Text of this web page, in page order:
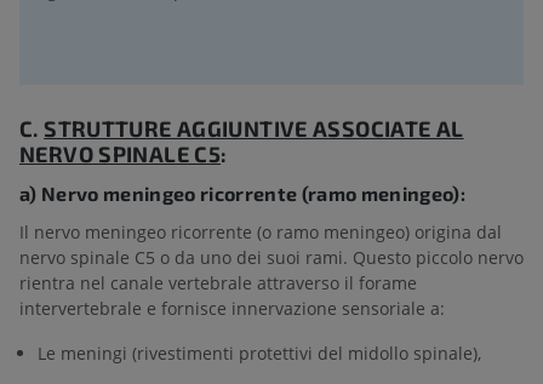
C. STRUTTURE AGGIUNTIVE ASSOCIATE AL
NERVO SPINALE C5:
a) Nervo meningeo ricorrente (ramo meningeo):
Il nervo meningeo ricorrente (o ramo meningeo) origina dal
nervo spinale C5 o da uno dei suoi rami. Questo piccolo nervo
rientra nel canale vertebrale attraverso il forame
intervertebrale e fornisce innervazione sensoriale a:
Le meningi (rivestimenti protettivi del midollo spinale),